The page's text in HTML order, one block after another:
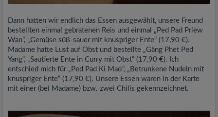
Dann hatten wir endlich das Essen ausgewählt, unsere Freund
bestellten einmal gebratenen Reis und einmal „Ped Pad Priew
Wan“, „Gemüse süß-sauer mit knuspriger Ente“ (17,90 €).
Madame hatte Lust auf Obst und bestellte „Gäng Phet Ped
Yang“, „Sautierte Ente in Curry mit Obst“ (17,90 €). Ich
entschied mich für „Ped Pad Ki Mao“, „Betrunkene Nudeln mit
knuspriger Ente“ (17,90 €). Unsere Essen waren in der Karte
mit einer (bei Madame) bzw. zwei Chilis gekennzeichnet.